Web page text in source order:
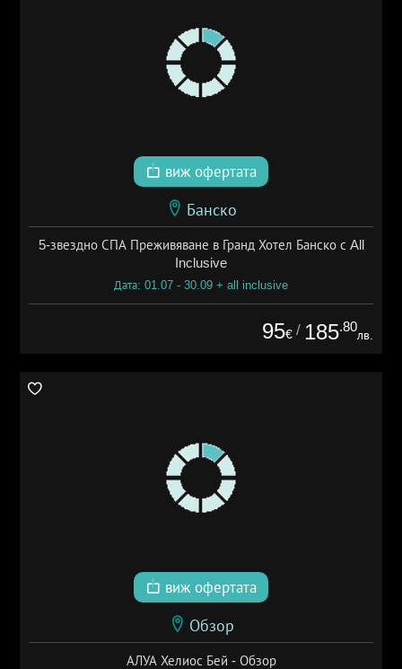
виж офертата
Банско
5-звездно СПА Преживяване в Гранд Хотел Банско с All
Inclusive
Дата: 01.07 - 30.09 + all inclusive
95€ / 185.80
лв.
виж офертата
Обзор
АЛУА Хелиос Бей - Обзор